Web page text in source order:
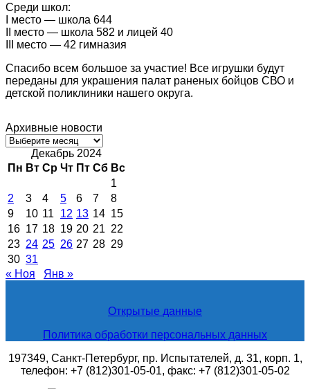
Среди школ:
I место — школа 644
II место — школа 582 и лицей 40
III место — 42 гимназия
Спасибо всем большое за участие! Все игрушки будут
переданы для украшения палат раненых бойцов СВО и
детской поликлиники нашего округа.
Архивные новости
Архивные
новостиДекабрь 2024
Пн Вт Ср Чт Пт Сб Вс
1
2
3 4 5 6 7
8
9
10 11 12 13 14 15
16 17 18 19 20 21 22
23 24 25 26 27 28 29
30 31
« Ноя
Янв »
Открытые данные
Политика обработки персональных данных
197349, Санкт-Петербург, пр. Испытателей, д. 31, корп. 1,
телефон: +7 (812)301-05-01, факс: +7 (812)301-05-02